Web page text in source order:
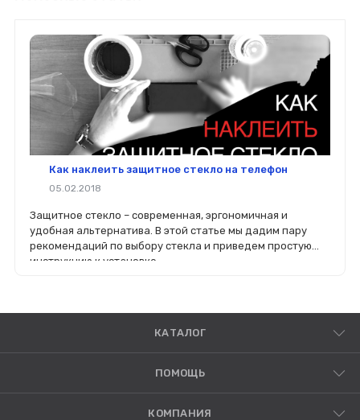
Как наклеить защитное стекло на телефон
05.02.2018
Защитное стекло – современная, эргономичная и
удобная альтернатива. В этой статье мы дадим пару
рекомендаций по выбору стекла и приведем простую
инструкцию к установке.
КАТАЛОГ
ПОМОЩЬ
КОМПАНИЯ